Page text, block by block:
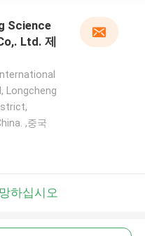
Science
Ltd. 제
Longcheng
,중국
하십시오